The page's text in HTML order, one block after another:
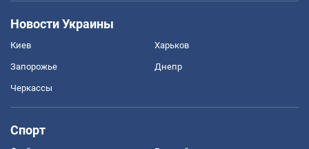
Новости Украины
Киев Харьков
Запорожье Днепр
Черкассы
Спорт